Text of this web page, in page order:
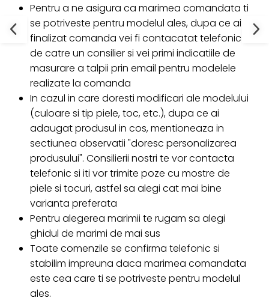
Pentru a ne asigura ca marimea comandata ti
se potriveste pentru modelul ales, dupa ce ai
finalizat comanda vei fi contacatat telefonic
de catre un consilier si vei primi indicatiile de
masurare a talpii prin email pentru modelele
realizate la comanda
In cazul in care doresti modificari ale modelului
(culoare si tip piele, toc, etc.), dupa ce ai
adaugat produsul in cos, mentioneaza in
sectiunea observatii "doresc personalizarea
produsului". Consilierii nostri te vor contacta
telefonic si iti vor trimite poze cu mostre de
piele si tocuri, astfel sa alegi cat mai bine
varianta preferata
Pentru alegerea marimii te rugam sa alegi
ghidul de marimi de mai sus
Toate comenzile se confirma telefonic si
stabilim impreuna daca marimea comandata
este cea care ti se potriveste pentru modelul
ales.